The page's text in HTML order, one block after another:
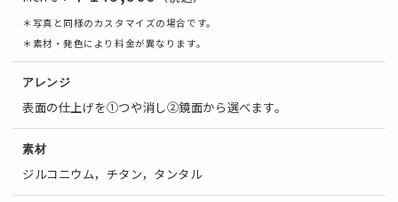
＊写真と同様のカスタマイズの場合です。
＊素材・発色により料金が異なります。
アレンジ
表面の仕上げを①つや消し②鏡面から選べます。
素材
ジルコニウム，チタン，タンタル